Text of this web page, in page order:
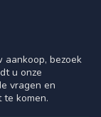
bezoek
u onze
vragen en
komen.